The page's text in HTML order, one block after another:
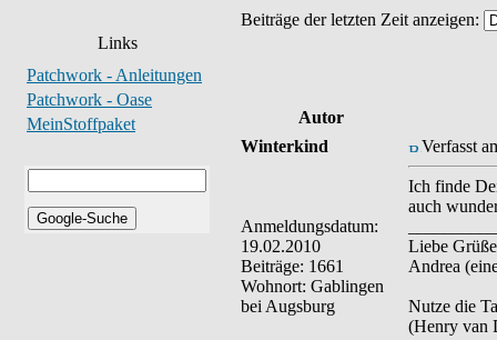
Links
Patchwork - Anleitungen
Patchwork - Oase
MeinStoffpaket
Beiträge der letzten Zeit anzeigen:
Autor
Winterkind
Anmeldungsdatum:
19.02.2010
Beiträge: 1661
Wohnort: Gablingen
bei Augsburg
Verfasst
Ich finde
auch
Liebe Grüße
Andrea
Nutze die
(Henry van